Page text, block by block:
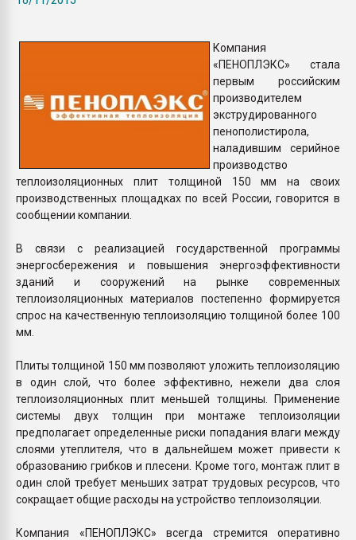
ПЕРЕЙТИ НА
Компания
«ПЕНОПЛЭКС» стала
первым российским
производителем
экструдированного
пенополистирола,
наладившим серийное
производство
теплоизоляционных плит толщиной 150 мм на своих
производственных площадках по всей России, говорится в
сообщении компании.
В связи с реализацией государственной программы
энергосбережения и повышения энергоэффективности
зданий и сооружений на рынке современных
теплоизоляционных материалов постепенно формируется
спрос на качественную теплоизоляцию толщиной более 100
мм.
Плиты толщиной 150 мм позволяют уложить теплоизоляцию
в один слой, что более эффективно, нежели два слоя
теплоизоляционных плит меньшей толщины. Применение
системы двух толщин при монтаже теплоизоляции
предполагает определенные риски попадания влаги между
слоями утеплителя, что в дальнейшем может привести к
образованию грибков и плесени. Кроме того, монтаж плит в
один слой требует меньших затрат трудовых ресурсов, что
сокращает общие расходы на устройство теплоизоляции.
Компания «ПЕНОПЛЭКС» всегда стремится оперативно